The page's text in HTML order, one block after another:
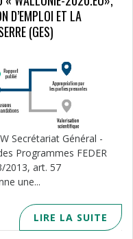
D’EMPLOI ET LA
(GES)
Secrétariat Général -
Programmes FEDER
2013, art. 57
une...
LIRE LA SUITE